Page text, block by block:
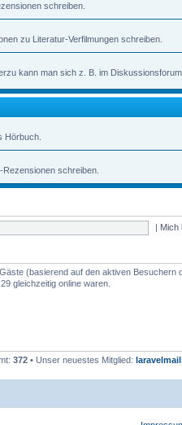
schreiben.
zu Literatur-Verfilmungen schreiben.
kann man sich z. B. im
Hörbuch.
schreiben.
| Mich
(basierend auf den aktiven Besuchern
gleichzeitig online waren.
372 • Unser neuestes Mitglied: